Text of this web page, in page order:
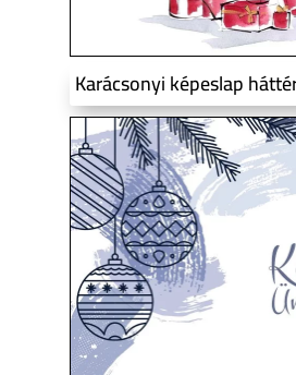
Karácsonyi képeslap